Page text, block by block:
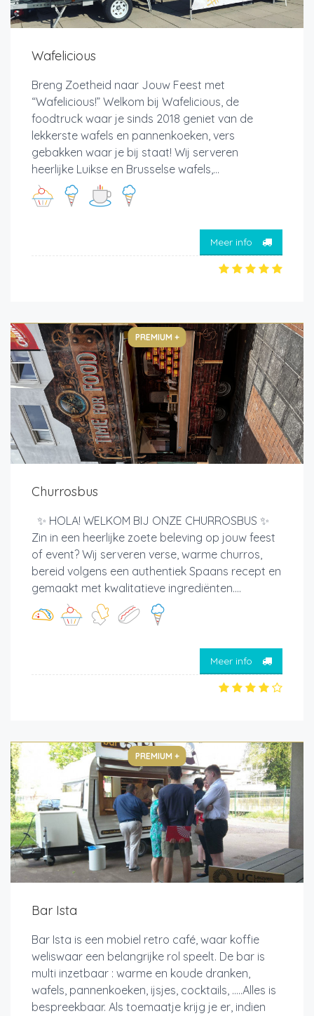
Wafelicious
Breng Zoetheid naar Jouw Feest met
“Wafelicious!” Welkom bij Wafelicious, de
foodtruck waar je sinds 2018 geniet van de
lekkerste wafels en pannenkoeken, vers
gebakken waar je bij staat! Wij serveren
heerlijke Luikse en Brusselse wafels,...
Meer info
PREMIUM +
Churrosbus
✨ HOLA! WELKOM BIJ ONZE CHURROSBUS ✨
Zin in een heerlijke zoete beleving op jouw feest
of event? Wij serveren verse, warme churros,
bereid volgens een authentiek Spaans recept en
gemaakt met kwalitatieve ingrediënten....
Meer info
PREMIUM +
Bar Ista
Bar Ista is een mobiel retro café, waar koffie
weliswaar een belangrijke rol speelt. De bar is
multi inzetbaar : warme en koude dranken,
wafels, pannenkoeken, ijsjes, cocktails, .....Alles is
bespreekbaar. Als toemaatje krijg je er, indien